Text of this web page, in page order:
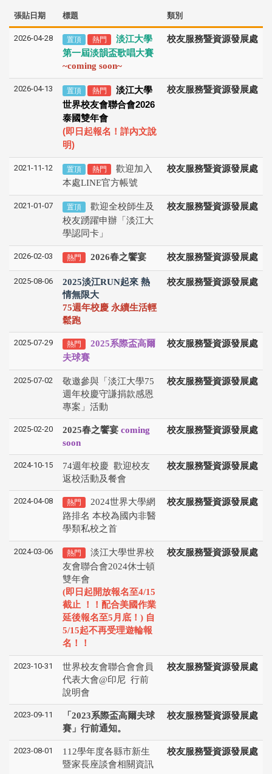
張貼日期 標題 類別
2026-04-28 置頂 熱門
淡江大學
第一屆淡韻盃歌唱大賽
~coming soon~
校友服務暨資源發展處
2026-04-13 置頂 熱門
淡江大學
世界校友會聯合會2026
泰國雙年會
(即日起報名！詳內文說
明)
校友服務暨資源發展處
2021-11-12 置頂 熱門
歡迎加入
本處LINE官方帳號
校友服務暨資源發展處
2021-01-07 置頂
歡迎全校師生及
校友踴躍申辦「淡江大
學認同卡」
校友服務暨資源發展處
2026-02-03 熱門 2026春之饗宴 校友服務暨資源發展處
2025-08-06
2025淡江RUN起來 熱
情無限大
75週年校慶 永續生活輕
鬆跑
校友服務暨資源發展處
2025-07-29 熱門
2025系際盃高爾
夫球賽
校友服務暨資源發展處
2025-07-02
敬邀參與「淡江大學75
週年校慶守謙捐款感恩
專案」活動
校友服務暨資源發展處
2025-02-20 2025春之饗宴 coming
soon
校友服務暨資源發展處
2024-10-15
74週年校慶 歡迎校友
返校活動及餐會
校友服務暨資源發展處
2024-04-08 熱門
2024世界大學網
路排名 本校為國內非醫
學類私校之首
校友服務暨資源發展處
2024-03-06 熱門
淡江大學世界校
友會聯合會2024休士頓
雙年會
(即日起開放報名至4/15
截止 ！！配合美國作業
延後報名至5月底！) 自
5/15起不再受理遊輪報
名！！
校友服務暨資源發展處
2023-10-31
世界校友會聯合會會員
代表大會@印尼 行前
說明會
校友服務暨資源發展處
2023-09-11
「2023系際盃高爾夫球
賽」行前通知。
校友服務暨資源發展處
2023-08-01
112學年度各縣市新生
暨家長座談會相關資訊
校友服務暨資源發展處